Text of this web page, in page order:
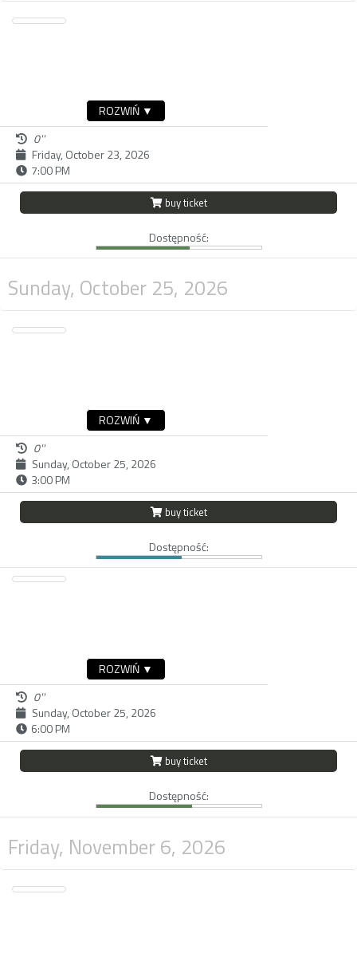
ROZWIŃ ▼
0''
Friday, October 23, 2026
7:00 PM
buy ticket
Dostępność:
Sunday, October 25, 2026
ROZWIŃ ▼
0''
Sunday, October 25, 2026
3:00 PM
buy ticket
Dostępność:
ROZWIŃ ▼
0''
Sunday, October 25, 2026
6:00 PM
buy ticket
Dostępność:
Friday, November 6, 2026